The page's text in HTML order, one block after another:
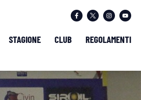
STAGIONE CLUB REGOLAMENTI